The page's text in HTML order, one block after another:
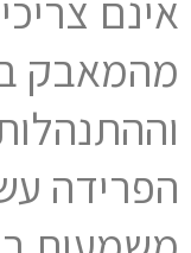
מהמאבק
הפרידה